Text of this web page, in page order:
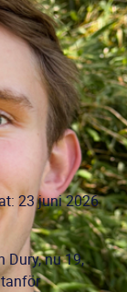
23 juni 2026
Dury, nu 19,